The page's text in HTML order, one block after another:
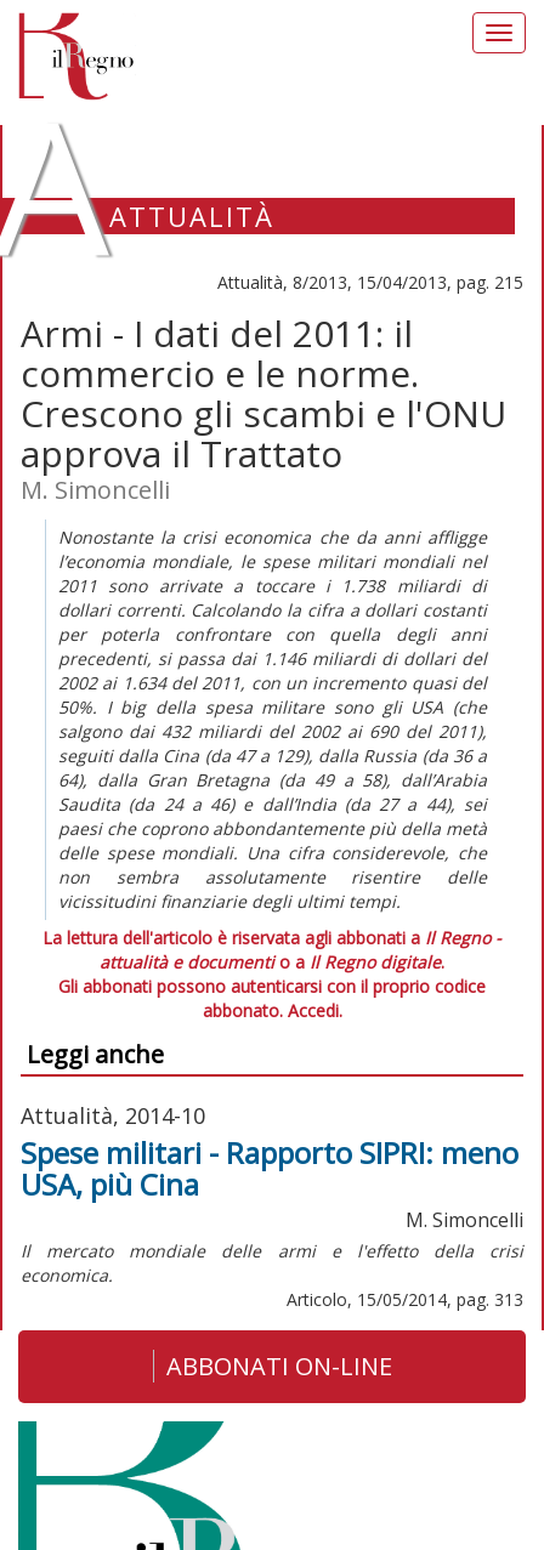
ATTUALITÀ
Attualità, 8/2013, 15/04/2013, pag. 215
Armi - I dati del 2011: il
commercio e le norme.
Crescono gli scambi e l'ONU
approva il Trattato
M. Simoncelli
Nonostante la crisi economica che da anni affligge
l’economia mondiale, le spese militari mondiali nel
2011 sono arrivate a toccare i 1.738 miliardi di
dollari correnti. Calcolando la cifra a dollari costanti
per poterla confrontare con quella degli anni
precedenti, si passa dai 1.146 miliardi di dollari del
2002 ai 1.634 del 2011, con un incremento quasi del
50%. I big della spesa militare sono gli USA (che
salgono dai 432 miliardi del 2002 ai 690 del 2011),
seguiti dalla Cina (da 47 a 129), dalla Russia (da 36 a
64), dalla Gran Bretagna (da 49 a 58), dall’Arabia
Saudita (da 24 a 46) e dall’India (da 27 a 44), sei
paesi che coprono abbondantemente più della metà
delle spese mondiali. Una cifra considerevole, che
non sembra assolutamente risentire delle
vicissitudini finanziarie degli ultimi tempi.
La lettura dell'articolo è riservata agli abbonati a Il Regno -
attualità e documentio a Il Regno digitale.
Gli abbonati possono autenticarsi con il proprio codice
abbonato. Accedi.
Leggi anche
Attualità, 2014-10
Spese militari - Rapporto SIPRI: meno
USA, più Cina
M. Simoncelli
Il mercato mondiale delle armi e l'effetto della crisi
economica.
Articolo, 15/05/2014, pag. 313
ABBONATI ON-LINE